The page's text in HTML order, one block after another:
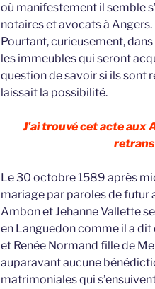
où manifestement il semble
notaires et avocats à Angers.
Pourtant, curieusement,
les immeubles qui seront
question de savoir si ils sont
laissait la possibilité.
J’ai trouvé cet acte aux
Le 30 octobre 1589 après
mariage par paroles de futur
Ambon et Jehanne Vallette
en Languedon comme il a dit
et Renée Normand fille de
auparavant aucune
matrimoniales qui